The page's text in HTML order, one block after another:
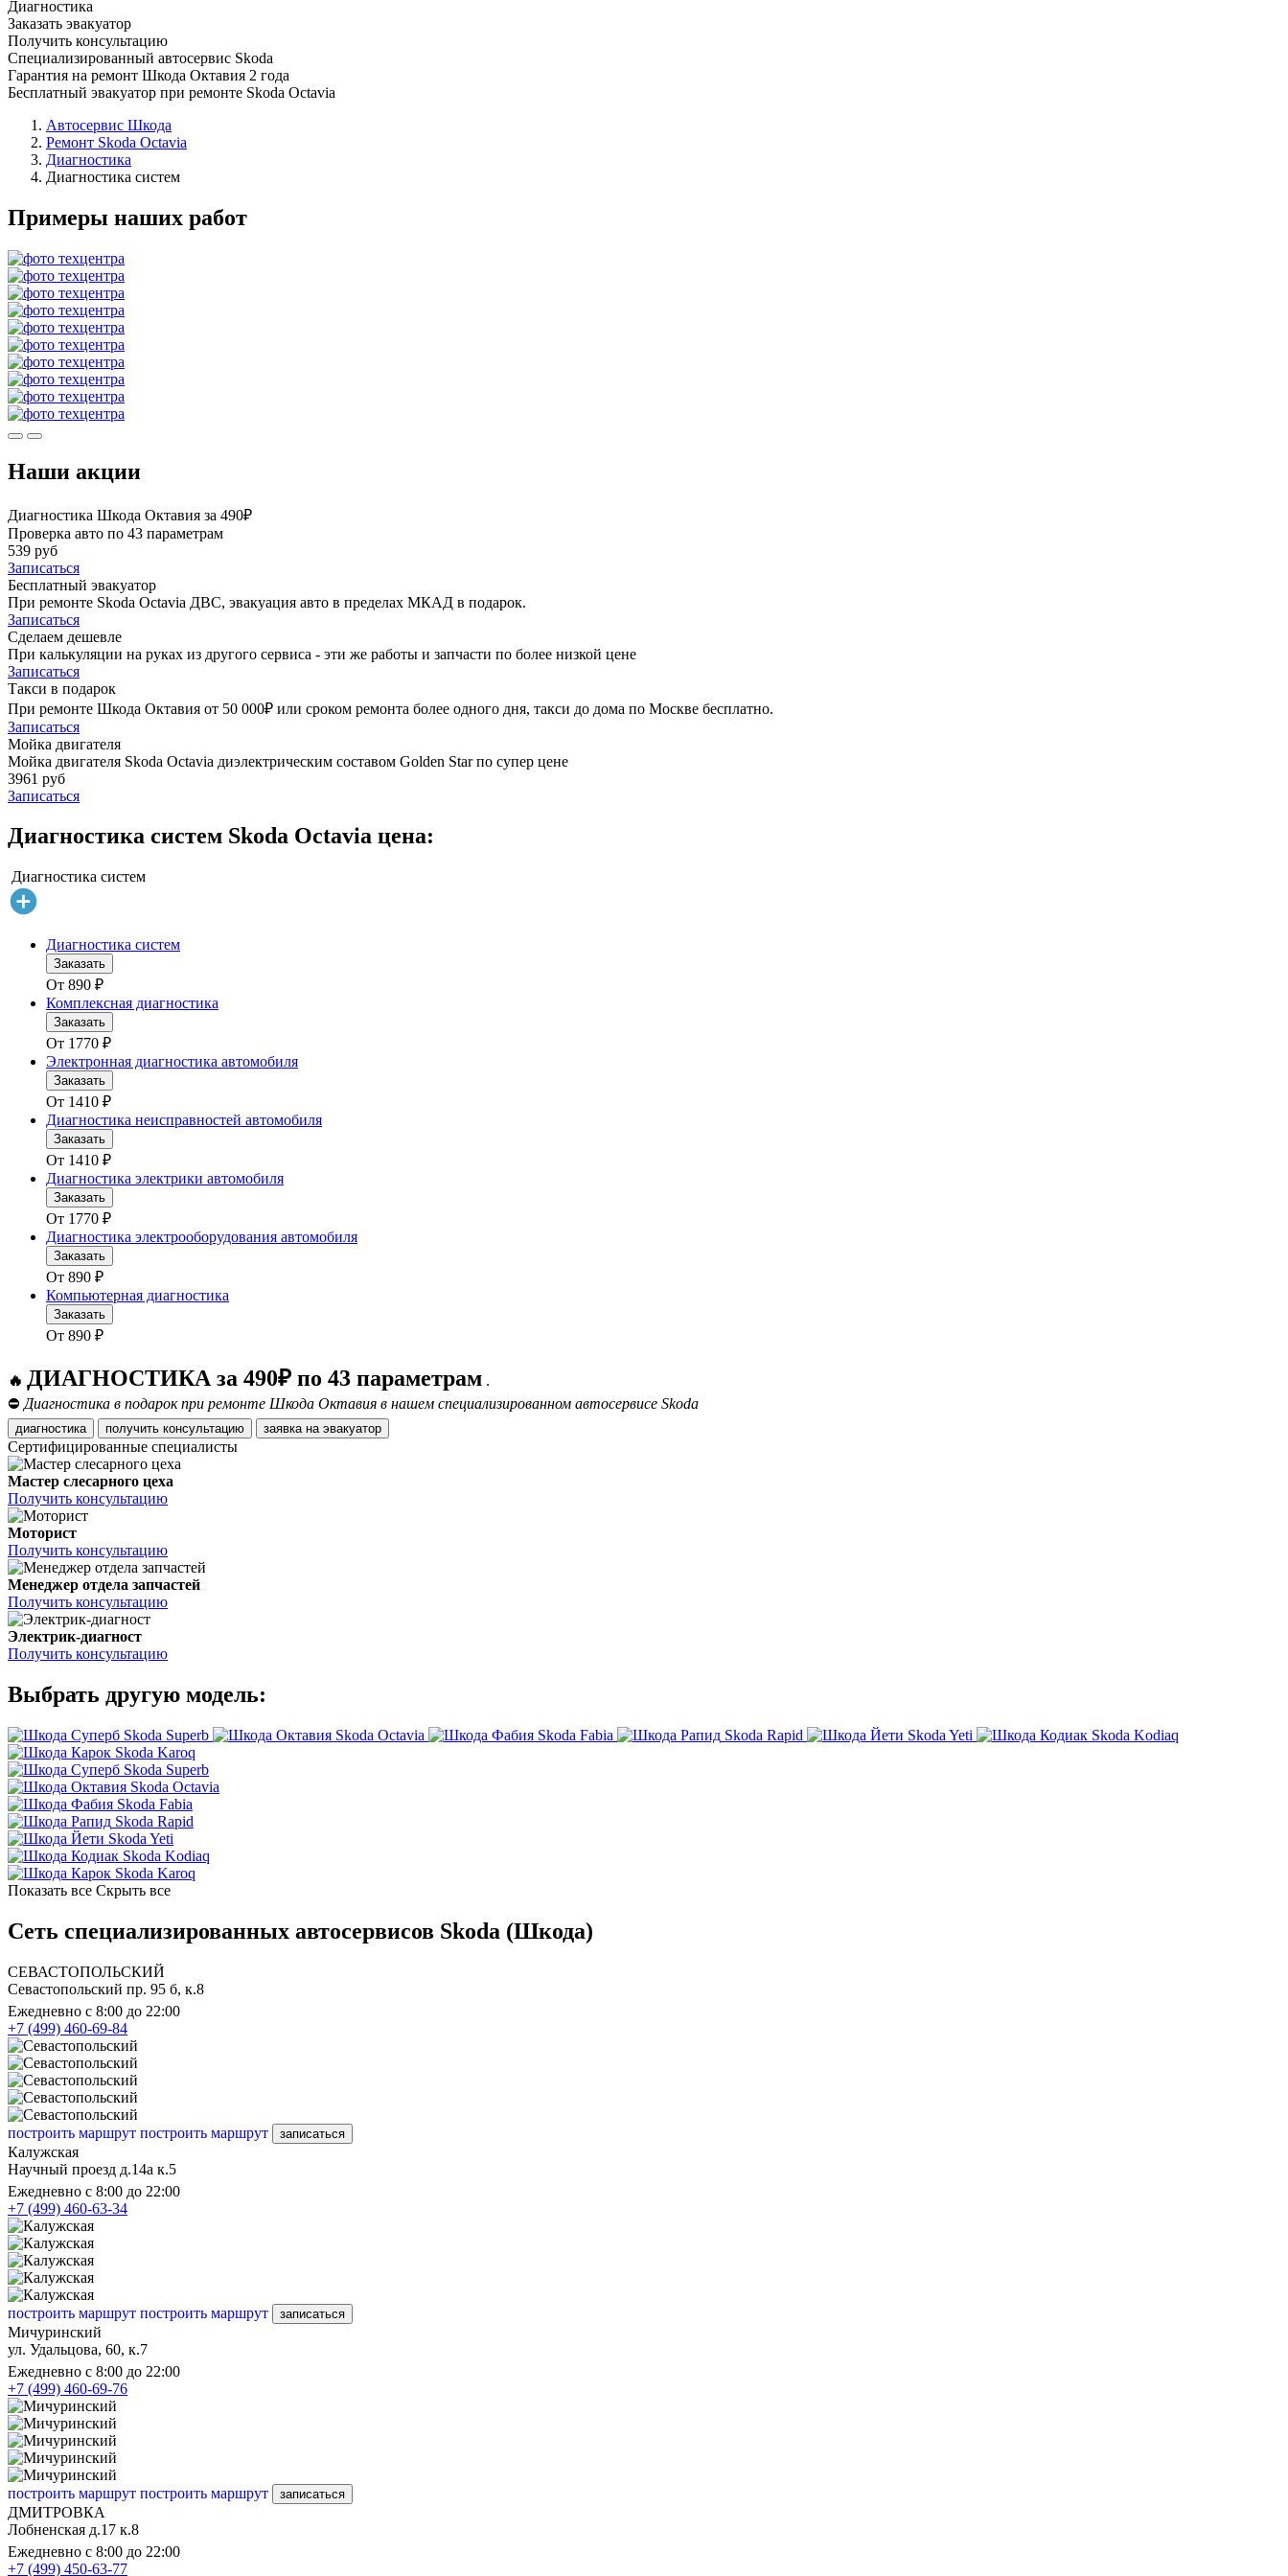
Диагностика
Заказать эвакуатор
Получить консультацию
Специализированный автосервис Skoda
Гарантия на ремонт Шкода Октавия 2 года
Бесплатный эвакуатор при ремонте Skoda Octavia
Автосервис Шкода
Ремонт Skoda Octavia
Диагностика
Диагностика систем
Примеры наших работ
Наши акции
Диагностика Шкода Октавия за 490₽
Проверка авто по 43 параметрам
539 руб
Записаться
Бесплатный эвакуатор
При ремонте Skoda Octavia ДВС, эвакуация авто в пределах МКАД в подарок.
Записаться
Сделаем дешевле
При калькуляции на руках из другого сервиса - эти же работы и запчасти по более низкой цене
Записаться
Такси в подарок
При ремонте Шкода Октавия от 50 000₽ или сроком ремонта более одного дня, такси до дома по Москве бесплатно.
Записаться
Мойка двигателя
Мойка двигателя Skoda Octavia диэлектрическим составом Golden Star по супер цене
3961 руб
Записаться
Диагностика систем Skoda Octavia цена:
Диагностика систем
Диагностика систем
Заказать
От 890 ₽
Комплексная диагностика
Заказать
От 1770 ₽
Электронная диагностика автомобиля
Заказать
От 1410 ₽
Диагностика неисправностей автомобиля
Заказать
От 1410 ₽
Диагностика электрики автомобиля
Заказать
От 1770 ₽
Диагностика электрооборудования автомобиля
Заказать
От 890 ₽
Компьютерная диагностика
Заказать
От 890 ₽
🔥 ДИАГНОСТИКА за 490₽ по 43 параметрам .
⛔ Диагностика в подарок при ремонте Шкода Октавия в нашем специализированном автосервисе Skoda
диагностика получить консультацию заявка на эвакуатор
Сертифицированные специалисты
Мастер слесарного цеха
Получить консультацию
Моторист
Получить консультацию
Менеджер отдела запчастей
Получить консультацию
Электрик-диагност
Получить консультацию
Выбрать другую модель:
Skoda Superb Skoda Octavia Skoda Fabia Skoda Rapid Skoda Yeti
Skoda Kodiaq
Skoda Karoq
Skoda Superb
Skoda Octavia
Skoda Fabia
Skoda Rapid
Skoda Yeti
Skoda Kodiaq
Skoda Karoq
Показать все Скрыть все
Сеть специализированных автосервисов Skoda (Шкода)
СЕВАСТОПОЛЬСКИЙ
Севастопольский пр. 95 б, к.8
Ежедневно с 8:00 до 22:00
+7 (499) 460-69-84
построить маршрут построить маршрут записаться
Калужская
Научный проезд д.14а к.5
Ежедневно с 8:00 до 22:00
+7 (499) 460-63-34
построить маршрут построить маршрут записаться
Мичуринский
ул. Удальцова, 60, к.7
Ежедневно с 8:00 до 22:00
+7 (499) 460-69-76
построить маршрут построить маршрут записаться
ДМИТРОВКА
Лобненская д.17 к.8
Ежедневно с 8:00 до 22:00
+7 (499) 450-63-77